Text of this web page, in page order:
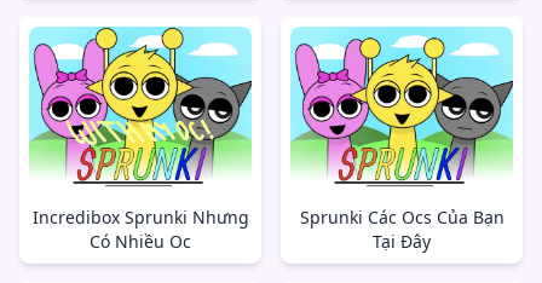
Incredibox Sprunki Nhưng
Có Nhiều Oc
Sprunki Các Ocs Của Bạn
Tại Đây